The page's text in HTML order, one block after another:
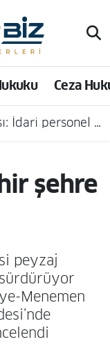
Ceza
açığa alındı
şehre
peyzaj
sürdürüyor
Menemen